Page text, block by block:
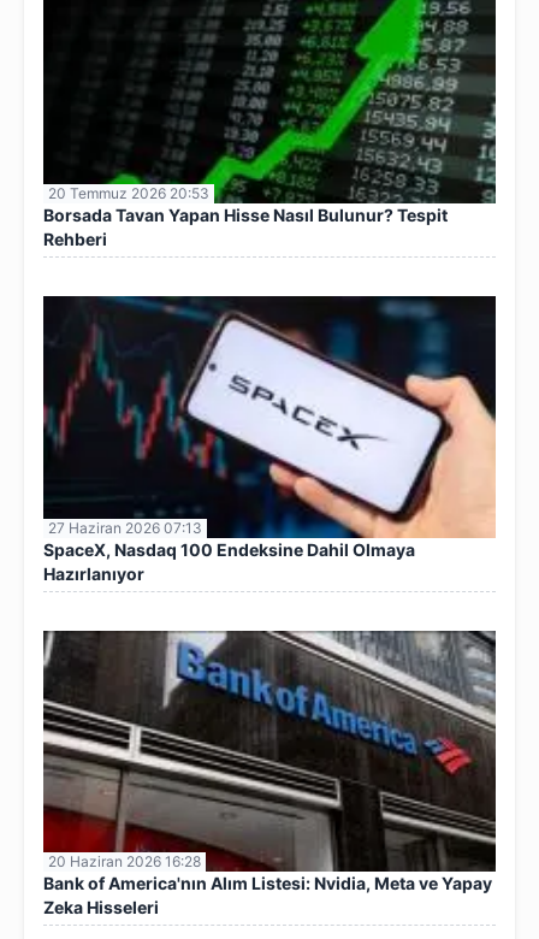
20 Temmuz 2026 20:53
Borsada Tavan Yapan Hisse Nasıl Bulunur? Tespit
Rehberi
27 Haziran 2026 07:13
SpaceX, Nasdaq 100 Endeksine Dahil Olmaya
Hazırlanıyor
20 Haziran 2026 16:28
Bank of America'nın Alım Listesi: Nvidia, Meta ve Yapay
Zeka Hisseleri